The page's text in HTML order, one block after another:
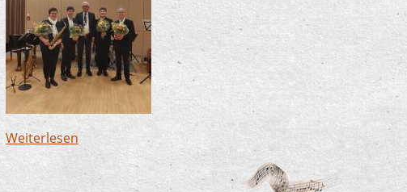
Weiterlesen über Jazzband begeistert beim Neujahrsempfang